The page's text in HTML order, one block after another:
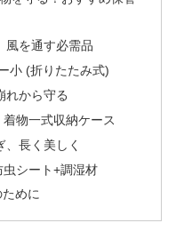
風を通す必需品
小 (折りたたみ式)
れから守る
物一式収納ケース
長く美しく
虫シート+調湿材
めに